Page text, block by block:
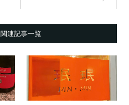
関連記事一覧